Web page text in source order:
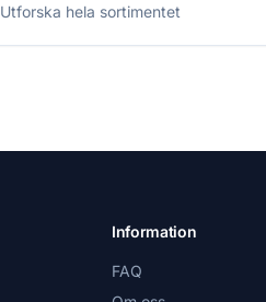
Utforska hela sortimentet
Information
FAQ